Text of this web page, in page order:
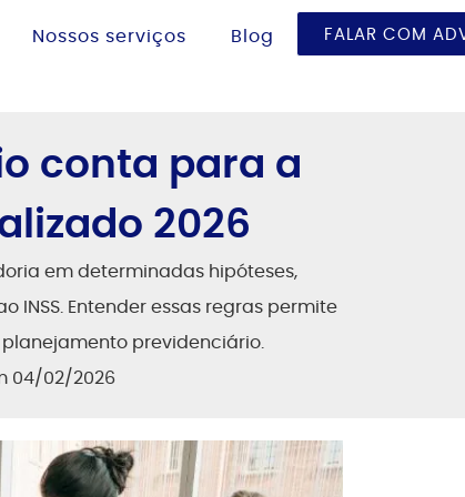
Nossos serviços Blog FALAR COM
conta para a
2026
em determinadas hipóteses,
INSS. Entender essas regras permite
previdenciário.
04/02/2026